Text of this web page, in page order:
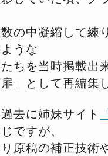
の中凝縮して練
うな
ちを当時掲載出
」として再編集
去に姉妹サイト
ですが、
原稿の補正技術